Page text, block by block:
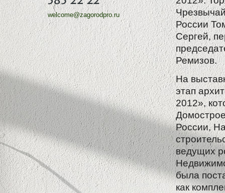
welcome@zagorodpro.ru
России
Сергей,
Ремизов.
На
этап
2012»,
России,
ведущих
была
как